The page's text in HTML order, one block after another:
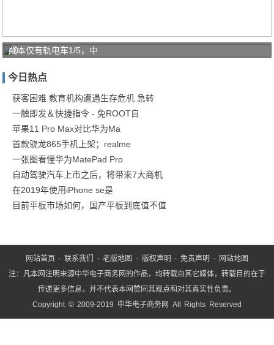
40
老
破
小
变
身
蜜
桃
感
单
成本仅有轨电车1/5，中
今日热点
获客困难 教育机构遭遇生存危机 急转
一触即发＆快捷指令 - 免ROOT自
苹果11 Pro Max对比华为Ma
首款骁龙865手机上架；realme
一张图看懂华为MatePad Pro
自动驾驶汽车上市之后，将带来7大商机
在2019年使用iPhone se是
目前平板市场如何，国产平板到底值不值
网站首页 - 联系我们 -老版地图 - 版权声明 -免责声明 - 网站地图
注：凡本网注明来源中华电子商务网的作品，均转载自其它媒体，转载目的在于
传递更多信息，并不代表本网赞同其观点和对其真实性负责。
Copyright © 2009-2019 中华电子商务网 All Rights Reserved